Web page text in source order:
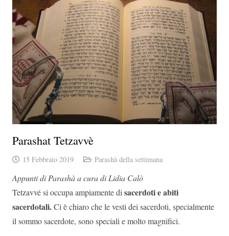
Parashat Tetzavvè
15 Febbraio 2019 Parashà della settimana
Appunti di Parashà a cura di Lidia Calò
Tetzavvé si occupa ampiamente di sacerdoti e abiti
sacerdotali.Ci è chiaro che le vesti dei sacerdoti, specialmente
il sommo sacerdote, sono speciali e molto magnifici.